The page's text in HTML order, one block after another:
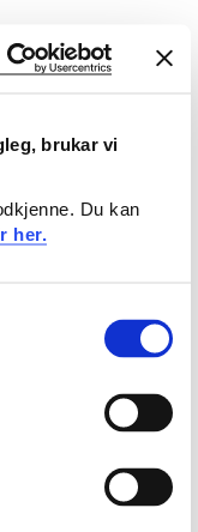
brukar vi
Du kan
her.